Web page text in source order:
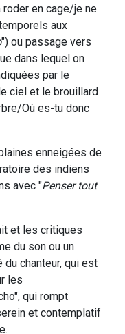
en cage/je ne
aux
") ou passage vers
dans lequel on
par le
ciel et le brouillard
Où es-tu donc
enneigées de
des indiens
avec "Penser tout
et les critiques
du son ou un
chanteur, qui est
les
qui rompt
et contemplatif